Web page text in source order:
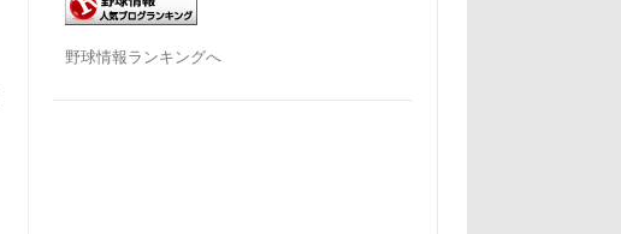
野球情報ランキングへ